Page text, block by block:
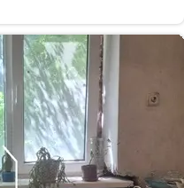
є свій робочий куточок
машимнка.Чудова
транспорту , до
інфраструктура ,